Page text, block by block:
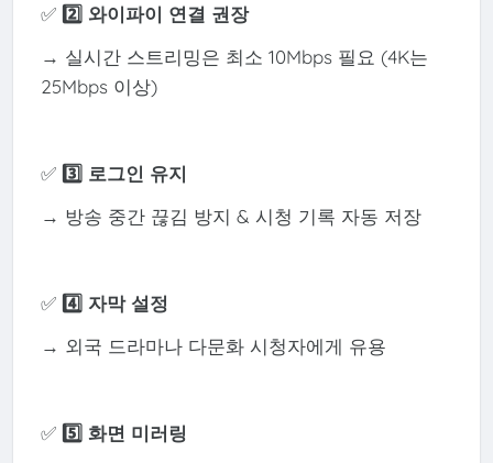
✅ 2️⃣ 와이파이 연결 권장
→ 실시간 스트리밍은 최소 10Mbps 필요 (4K는
25Mbps 이상)
✅ 3️⃣ 로그인 유지
→ 방송 중간 끊김 방지 & 시청 기록 자동 저장
✅ 4️⃣ 자막 설정
→ 외국 드라마나 다문화 시청자에게 유용
✅ 5️⃣ 화면 미러링